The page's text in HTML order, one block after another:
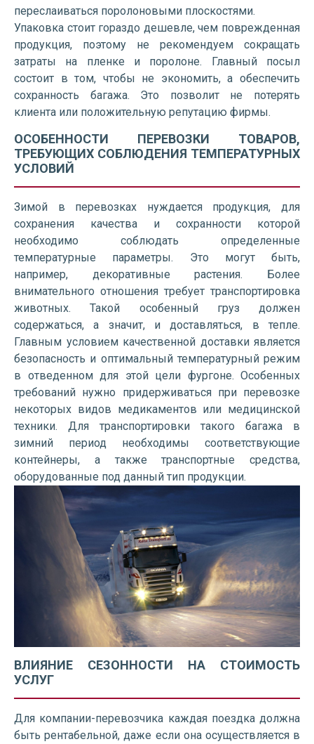
переслаиваться поролоновыми плоскостями.
Упаковка стоит гораздо дешевле, чем поврежденная
продукция, поэтому не рекомендуем сокращать
затраты на пленке и поролоне. Главный посыл
состоит в том, чтобы не экономить, а обеспечить
сохранность багажа. Это позволит не потерять
клиента или положительную репутацию фирмы.
ОСОБЕННОСТИ ПЕРЕВОЗКИ ТОВАРОВ,
ТРЕБУЮЩИХ СОБЛЮДЕНИЯ ТЕМПЕРАТУРНЫХ
УСЛОВИЙ
Зимой в перевозках нуждается продукция, для
сохранения качества и сохранности которой
необходимо соблюдать определенные
температурные параметры. Это могут быть,
например, декоративные растения. Более
внимательного отношения требует транспортировка
животных. Такой особенный груз должен
содержаться, а значит, и доставляться, в тепле.
Главным условием качественной доставки является
безопасность и оптимальный температурный режим
в отведенном для этой цели фургоне. Особенных
требований нужно придерживаться при перевозке
некоторых видов медикаментов или медицинской
техники. Для транспортировки такого багажа в
зимний период необходимы соответствующие
контейнеры, а также транспортные средства,
оборудованные под данный тип продукции.
ВЛИЯНИЕ СЕЗОННОСТИ НА СТОИМОСТЬ
УСЛУГ
Для компании-перевозчика каждая поездка должна
быть рентабельной, даже если она осуществляется в